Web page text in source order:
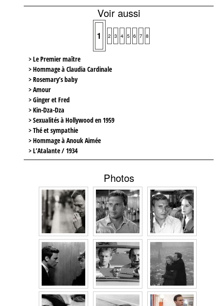
Voir aussi
1 2 3 4 5 6 7 8
> Le Premier maître
> Hommage à Claudia Cardinale
> Rosemary’s baby
> Amour
> Ginger et Fred
> Kin-Dza-Dza
> Sexualités à Hollywood en 1959
> Thé et sympathie
> Hommage à Anouk Aimée
> L’Atalante / 1934
Photos